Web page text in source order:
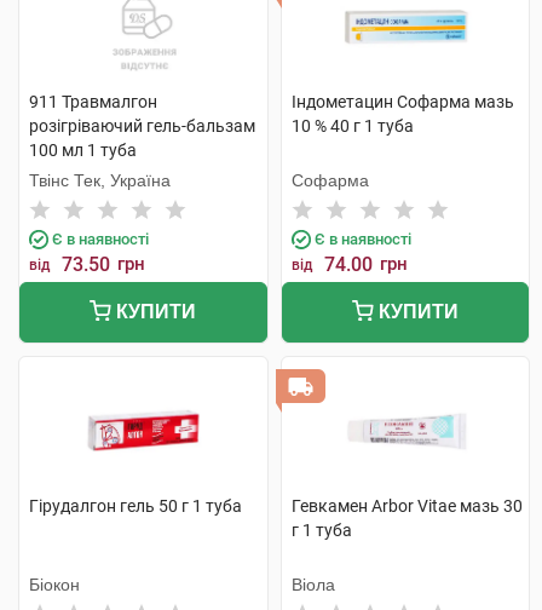
911 Травмалгон
розігріваючий гель-бальзам
100 мл 1 туба
Твінс Тек, Україна
Є в наявності
від 73.50 грн
КУПИТИ
Індометацин Софарма мазь
10 % 40 г 1 туба
Софарма
Є в наявності
від 74.00 грн
КУПИТИ
Гірудалгон гель 50 г 1 туба
Біокон
Гевкамен Arbor Vitae мазь 30
г 1 туба
Віола